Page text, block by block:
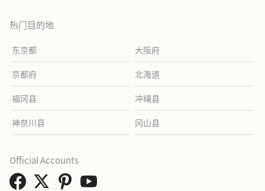
热门目的地
东京都 大阪府
京都府 北海道
福冈县 冲绳县
神奈川县 冈山县
Official Accounts